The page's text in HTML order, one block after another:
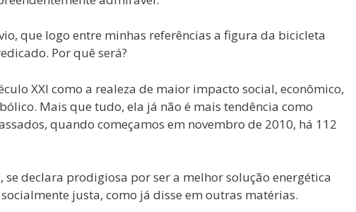
que logo entre minhas referências a figura da bicicleta
Por quê será?
XXI como a realeza de maior impacto social, econômico,
Mais que tudo, ela já não é mais tendência como
quando começamos em novembro de 2010, há 112
se declara prodigiosa por ser a melhor solução energética
justa, como já disse em outras matérias.